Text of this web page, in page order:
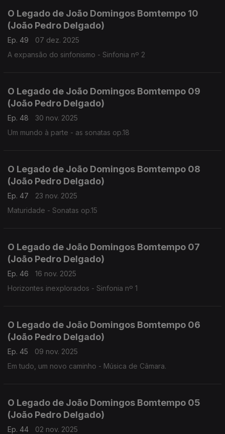
O Legado de João Domingos Bomtempo 10
(João Pedro Delgado)
Ep. 49
07 dez. 2025
A expansão do sinfonismo - Sinfonia nº 2
O Legado de João Domingos Bomtempo 09
(João Pedro Delgado)
Ep. 48
30 nov. 2025
Um mundo à parte - as sonatas op.18
O Legado de João Domingos Bomtempo 08
(João Pedro Delgado)
Ep. 47
23 nov. 2025
Maturidade - Sonatas op.15
O Legado de João Domingos Bomtempo 07
(João Pedro Delgado)
Ep. 46
16 nov. 2025
Horizontes inexplorados - Sinfonia nº 1
O Legado de João Domingos Bomtempo 06
(João Pedro Delgado)
Ep. 45
09 nov. 2025
Em tudo, um novo caminho - Música de Câmara.
O Legado de João Domingos Bomtempo 05
(João Pedro Delgado)
Ep. 44
02 nov. 2025